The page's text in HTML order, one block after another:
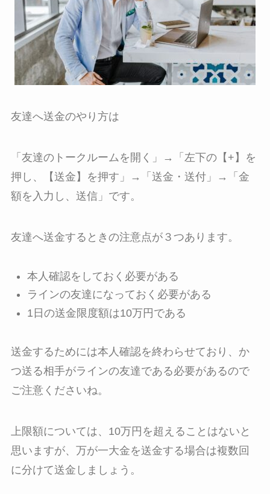
友達へ送金のやり方は
「友達のトークルームを開く」→「左下の【+】を
押し、【送金】を押す」→「送金・送付」→「金
額を入力し、送信」です。
友達へ送金するときの注意点が３つあります。
本人確認をしておく必要がある
ラインの友達になっておく必要がある
1日の送金限度額は10万円である
送金するためには本人確認を終わらせており、か
つ送る相手がラインの友達である必要があるので
ご注意くださいね。
上限額については、10万円を超えることはないと
思いますが、万が一大金を送金する場合は複数回
に分けて送金しましょう。